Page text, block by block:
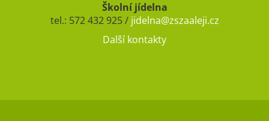
Školní jídelna
tel.: 572 432 925 / jidelna@zszaaleji.cz
Další kontakty